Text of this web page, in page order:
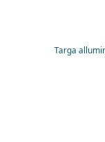
Targa